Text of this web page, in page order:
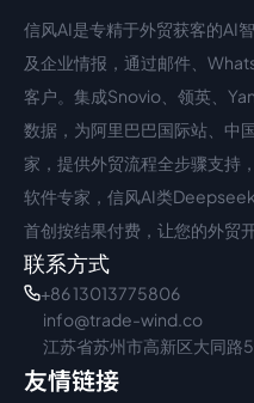
中文入口
信风AI是专精于外贸获客的AI
及企业情报，通过邮件、
客户。集成Snovio、领英、
数据，为阿里巴巴国际站、中
家，提供外贸流程全步骤支持
软件专家，信风AI类
首创按结果付费，让您的外贸
联系方式
+86 13013775806
info@trade-wind.co
江苏省苏州市高新区大同路
友情链接